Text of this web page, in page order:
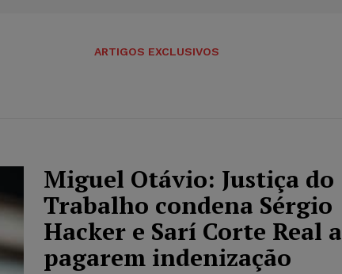
ARTIGOS EXCLUSIVOS
Miguel Otávio: Justiça do
Trabalho condena Sérgio
Hacker e Sarí Corte Real a
pagarem indenização